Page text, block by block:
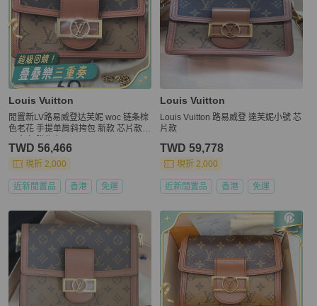
Louis Vuitton
閒置新LV路易威登达芙妮 woc 链条棕
色老花 手提单肩斜挎包 新款 芯片款
TWD 56,466
現折 2,000
近新閒置品 香港 免運
Louis Vuitton
Louis Vuitton 路易威登 達芙妮小號 芯
片款
TWD 59,778
現折 2,000
近新閒置品 香港 免運